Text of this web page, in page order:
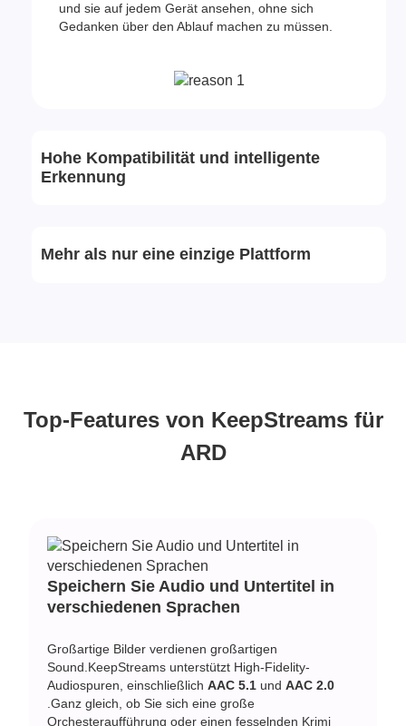
und sie auf jedem Gerät ansehen, ohne sich
Gedanken über den Ablauf machen zu müssen.
Hohe Kompatibilität und intelligente
Erkennung
Mehr als nur eine einzige Plattform
Top-Features von KeepStreams für
ARD
Speichern Sie Audio und Untertitel in
verschiedenen Sprachen
Großartige Bilder verdienen großartigen
Sound.KeepStreams unterstützt High-Fidelity-
Audiospuren, einschließlichAAC 5.1 undAAC 2.0
.Ganz gleich, ob Sie sich eine große
Orchesteraufführung oder einen fesselnden Krimi